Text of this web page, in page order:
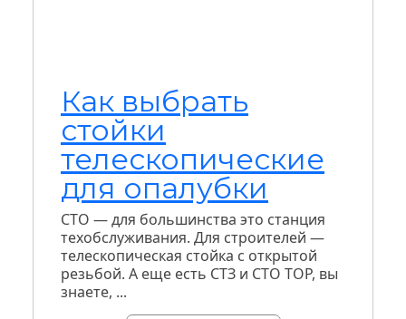
Как выбрать
стойки
телескопические
для опалубки
СТО — для большинства это станция
техобслуживания. Для строителей —
телескопическая стойка с открытой
резьбой. А еще есть СТЗ и СТО ТОР, вы
знаете, ...